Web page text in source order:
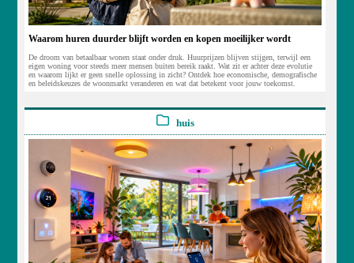
Waarom huren duurder blijft worden en kopen moeilijker wordt
De droom van betaalbaar wonen staat onder druk. Huurprijzen blijven stijgen, terwijl een
eigen woning voor steeds meer mensen buiten bereik raakt. Wat zit er achter deze evolutie
en waarom lijkt er geen snelle oplossing in zicht? Ontdek hoe economische, demografische
en beleidskeuzes de woonmarkt veranderen en wat dat betekent voor jouw toekomst.
huis